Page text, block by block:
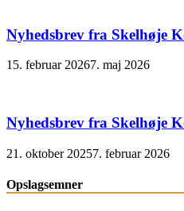
Nyhedsbrev fra Skelhøje
15. februar 20267. maj 2026
Nyhedsbrev fra Skelhøje
21. oktober 20257. februar 2026
Opslagsemner